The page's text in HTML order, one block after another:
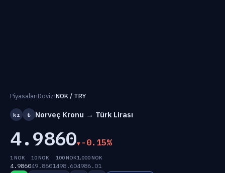
Piyasalar›Döviz›NOK / TRY
kr ₺ Norveç Kronu → Türk Lirası
4.9860 -0.15%
1 NOK
4.9860
10 NOK
49.8601
100 NOK
498.60
1,000 NOK
4986.01